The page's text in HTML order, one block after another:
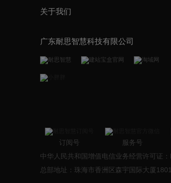
关于我们
广东耐思智慧科技有限公司
订阅号 服务号
中华人民共和国增值电信业务经营许可证
总部地址：珠海市香洲区森宇国际大厦